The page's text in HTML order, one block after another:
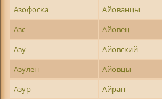
Азофоска
Айованцы
Азс
Айовец
Азу
Айовский
Азулен
Айовцы
Азур
Айран